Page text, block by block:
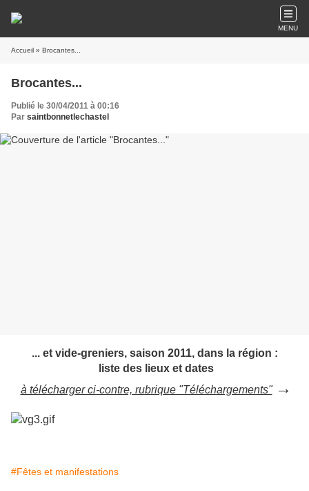
MENU
Accueil » Brocantes...
Brocantes...
Publié le 30/04/2011 à 00:16
Par saintbonnetlechastel
... et vide-greniers, saison 2011, dans la région :
liste des lieux et dates
à télécharger ci-contre, rubrique "Téléchargements" →
#Fêtes et manifestations